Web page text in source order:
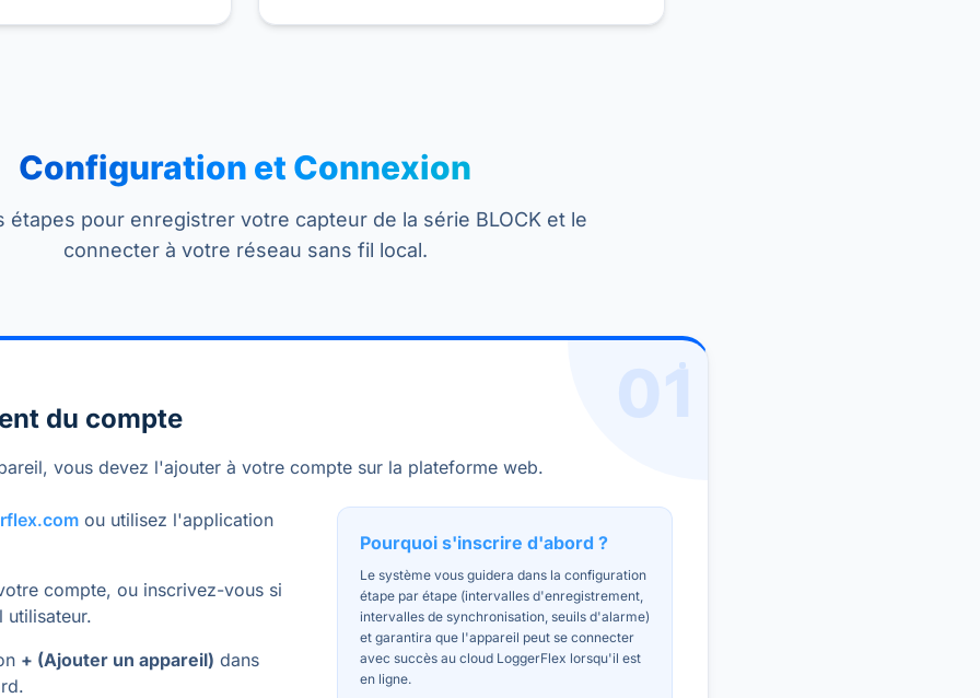
Configuration et Connexion
étapes pour enregistrer votre capteur de la série BLOCK et le
connecter à votre réseau sans fil local.
01
du compte
vous devez l'ajouter à votre compte sur la plateforme web.
ou utilisez l'application
compte, ou inscrivez-vous si
utilisateur.
+ (Ajouter un appareil) dans
Pourquoi s'inscrire d'abord ?
Le système vous guidera dans la configuration
étape par étape (intervalles d'enregistrement,
intervalles de synchronisation, seuils d'alarme)
et garantira que l'appareil peut se connecter
avec succès au cloud LoggerFlex lorsqu'il est
en ligne.